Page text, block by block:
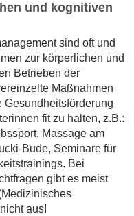
und kognitiven
sind oft und
zur körperlichen und
Betrieben der
Maßnahmen
Gesundheitsförderung
fit zu halten, z.B.:
Massage am
Bude, Seminare für
Bei
gibt es meist
aus!